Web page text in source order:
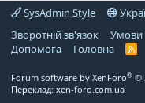
SysAdmin Style
Зворотній зв'язок
Умови
Дoпoмoга
Головна
R
Forum software by XenForo® ©
Переклад: xen-foro.com.ua